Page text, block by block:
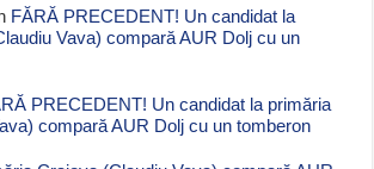
FĂRĂ PRECEDENT! Un candidat la
Vava) compară AUR Dolj cu un
PRECEDENT! Un candidat la primăria
compară AUR Dolj cu un tomberon